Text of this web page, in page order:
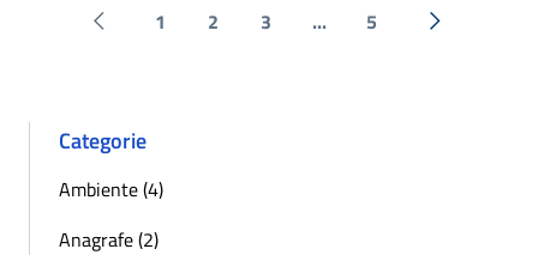
Pagina precedente
1 2 3 ... 5 Successiva
Categorie
Ambiente (4)
Anagrafe (2)